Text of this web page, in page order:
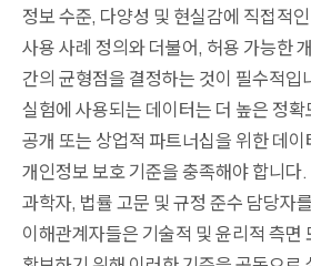
정보 수준, 다양성 및 현실감에 직접적
사용 사례 정의와 더불어, 허용 가능한
간의 균형점을 결정하는 것이 필수적입
실험에 사용되는 데이터는 더 높은 정
공개 또는 상업적 파트너십을 위한 데
개인정보 보호 기준을 충족해야 합니다
과학자, 법률 고문 및 규정 준수 담당자
이해관계자들은 기술적 및 윤리적 측면